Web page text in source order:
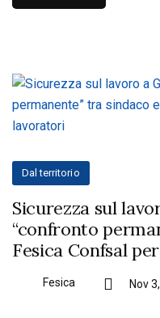
Dal territorio
Sicurezza sul
“confronto
Fesica Confsal
Fesica Nov